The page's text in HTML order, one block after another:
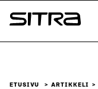
Siirry
suoraan
Sitra
ETUSIVU ARTIKKELI